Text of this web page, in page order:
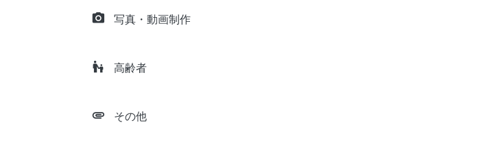
camera_alt 写真・動画制作
escalator_warning 高齢者
attachment その他